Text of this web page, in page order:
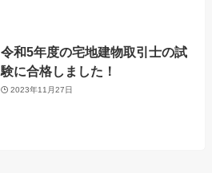
令和5年度の宅地建物取引士の試
験に合格しました！
2023年11月27日